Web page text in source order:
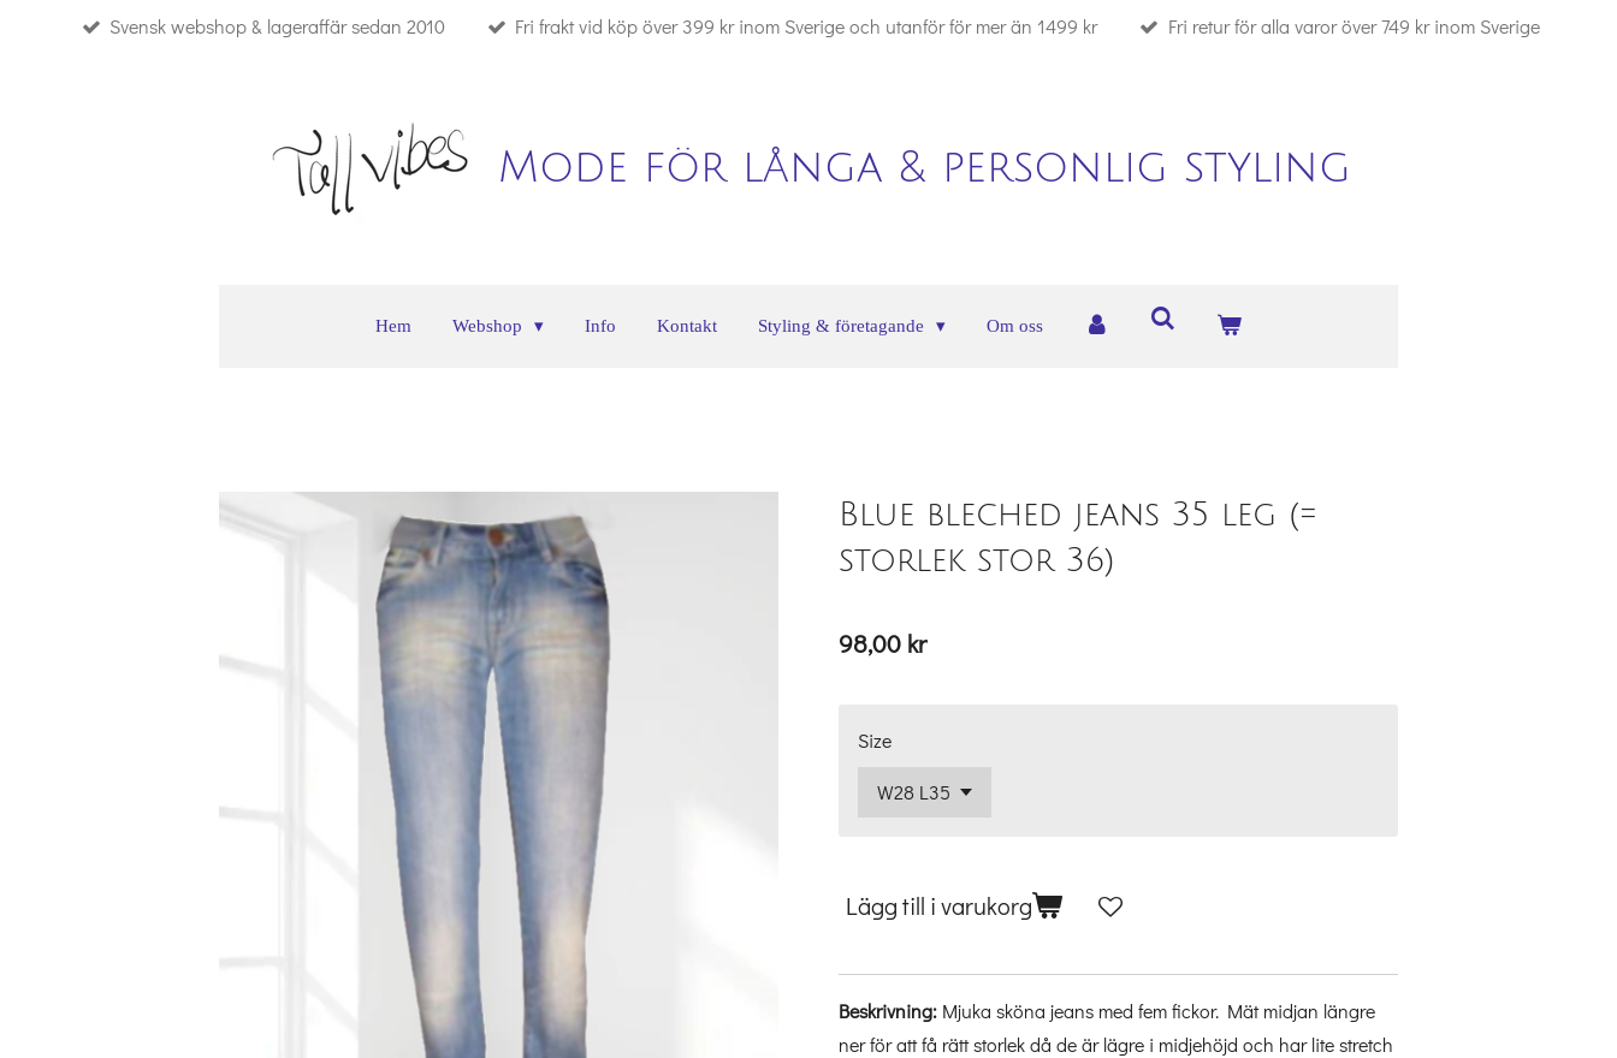
Svensk webshop & lageraffär sedan 2010 Fri frakt vid köp över 399 kr inom Sverige och utanför för mer än 1499 kr Fri retur för alla varor över 749 kr inom Sverige
Mode för långa & personlig styling
Hem Webshop Info Kontakt Styling & företagande Om oss
Blue bleched jeans 35 leg (=
storlek stor 36)
98,00 kr
Size
Lägg till i varukorg
Beskrivning: Mjuka sköna jeans med fem fickor. Mät midjan längre
ner för att få rätt storlek då de är lägre i midjehöjd och har lite stretch